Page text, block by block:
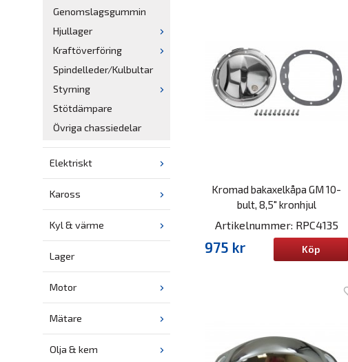
Genomslagsgummin
Hjullager
Kraftöverföring
Spindelleder/Kulbultar
Styrning
Stötdämpare
Övriga chassiedelar
Elektriskt
Kaross
Kyl & värme
Lager
Motor
Mätare
Olja & kem
Kromad bakaxelkåpa GM 10-
bult, 8,5" kronhjul
Artikelnummer: RPC4135
975 kr Köp